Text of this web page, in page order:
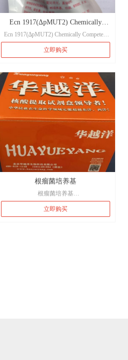
Ecn 1917(∆pMUT2) Chemically
Competent Cell
Ecn 1917(∆pMUT2) Chemically Competent
Cell
Ecn 1917(∆pMUT2)：
保存条件(保质期)：
-80℃（6个月）
E.coli Nissle 1917 O6:K5:H1 EndA+ Dam+
Dcm+ ∆pMUT2
立即购买
根瘤菌培养基
根瘤菌培养基
用途：用于根瘤菌平板计数。
立即购买